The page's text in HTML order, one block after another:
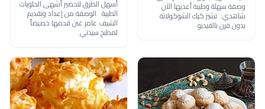
وصفة سهلة وطيبة أعديها الآن
شاهدي: تشيز كيك الشوكولاتة
بدون فرن بالفيديو
أسهل الطرق لتحضير أشهى الحلويات
الطيبة الوصفة من إعداد وتقديم
الشيف عامر غبن قدمها خصيصاً
لمطبخ سيدتي